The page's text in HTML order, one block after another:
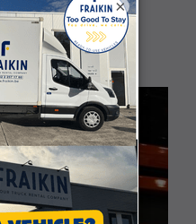
×